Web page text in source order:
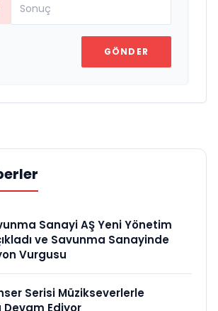
GÖNDER
Sanayi AŞ Yeni Yönetim
ve Savunma Sanayinde
Vurgusu
Serisi Müzikseverlerle
Ediyor